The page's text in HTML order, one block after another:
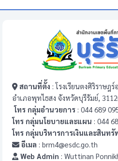
สถานที่ตั้ง : โรงเรียนตงศิริราษ
อำเภอพุทไธสง จังหวัดบุรีรัมย์,
โทร กลุ่มอำนวยการ : 044 689
โทร กลุ่มนโยบายและแผน : 044
โทร กลุ่มบริหารการเงินและสินทรั
อีเมล : brm4@esdc.go.th
Web Admin : Wuttinan